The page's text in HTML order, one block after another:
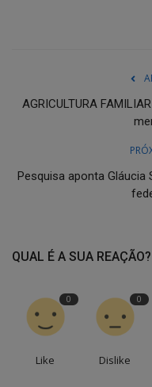
AGRICULTURA
Pesquisa aponta Gláucia
QUAL É A SUA REAÇÃO?
0
Like
0
Dislike